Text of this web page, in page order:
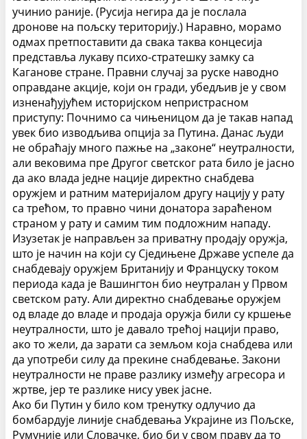
учинио раније. (Русија негира да је послала
дронове на пољску територију.) Наравно, морамо
одмах претпоставити да свака таква концесија
представља лукаву психо-стратешку замку са
Каганове стране. Правни случај за руске наводно
оправдане акције, који он гради, убедљив је у свом
изненађујућем историјском непристрасном
приступу: Почнимо са чињеницом да је такав напад
увек био изводљива опција за Путина. Данас људи
не обраћају много пажње на „законе“ неутралности,
али вековима пре Другог светског рата било је јасно
да ако влада једне нације директно снабдева
оружјем и ратним материјалом другу нацију у рату
са трећом, то правно чини донатора зараћеном
страном у рату и самим тим подложним нападу.
Изузетак је направљен за приватну продају оружја,
што је начин на који су Сједињене Државе успеле да
снабдевају оружјем Британију и Француску током
периода када је Вашингтон био неутралан у Првом
светском рату. Али директно снабдевање оружјем
од владе до владе и продаја оружја били су кршење
неутралности, што је давало трећој нацији право,
ако то жели, да зарати са земљом која снабдева или
да употреби силу да прекине снабдевање. Закони
неутралности не праве разлику између агресора и
жртве, јер те разлике нису увек јасне.
Ако би Путин у било ком тренутку одлучио да
бомбардује линије снабдевања Украјине из Пољске,
Румуније или Словачке, био би у свом праву да то